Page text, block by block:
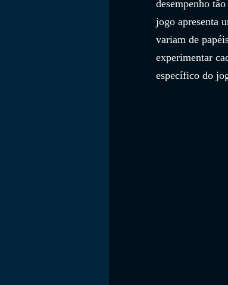
desempenho
jogo apresenta
variam de
experimentar
específico do